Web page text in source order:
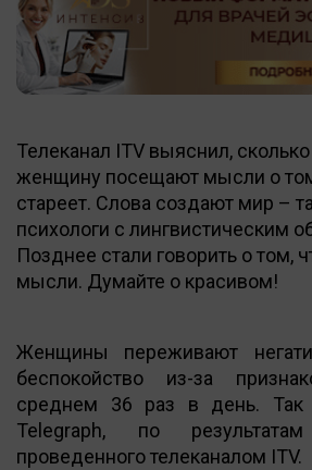
Телеканал ITV выяснил,
женщину посещают мысли о
стареет. Слова создают мир –
психологи с лингвистическим
Позднее стали говорить о том,
мысли. Думайте о красивом!
Женщины переживают
беспокойство из-за
среднем 36 раз в день. Так
Telegraph, по
проведенного телеканалом ITV.